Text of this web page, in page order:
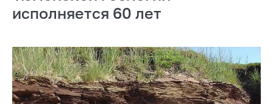
исполняется 60 лет